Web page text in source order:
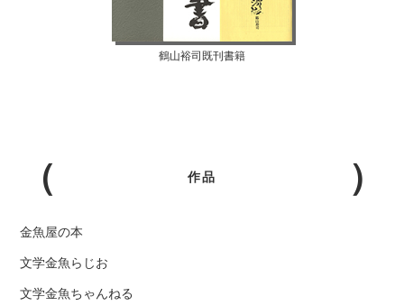
鶴山裕司既刊書籍
作品
金魚屋の本
文学金魚らじお
文学金魚ちゃんねる